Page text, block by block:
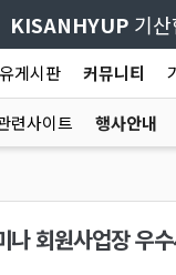
KISANHYUP기산
게시판 커뮤니티
련사이트 행사안내
나 회원사업장 우